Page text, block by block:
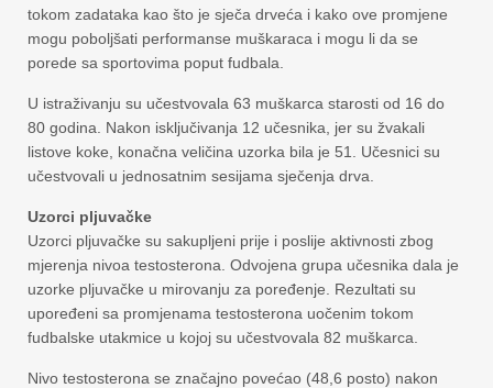
tokom zadataka kao što je sječa drveća i kako ove promjene
mogu poboljšati performanse muškaraca i mogu li da se
porede sa sportovima poput fudbala.
U istraživanju su učestvovala 63 muškarca starosti od 16 do
80 godina. Nakon isključivanja 12 učesnika, jer su žvakali
listove koke, konačna veličina uzorka bila je 51. Učesnici su
učestvovali u jednosatnim sesijama sječenja drva.
Uzorci pljuvačke
Uzorci pljuvačke su sakupljeni prije i poslije aktivnosti zbog
mjerenja nivoa testosterona. Odvojena grupa učesnika dala je
uzorke pljuvačke u mirovanju za poređenje. Rezultati su
upoređeni sa promjenama testosterona uočenim tokom
fudbalske utakmice u kojoj su učestvovala 82 muškarca.
Nivo testosterona se značajno povećao (48,6 posto) nakon